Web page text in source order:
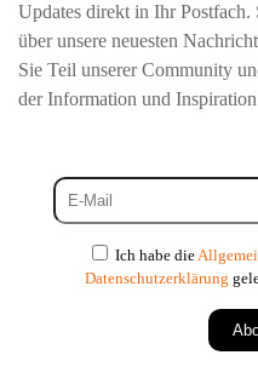
Updates direkt in Ihr Postfach.
über unsere neuesten
Sie Teil unserer Community
der Information und
Ich habe die
Datenschutzerklärung